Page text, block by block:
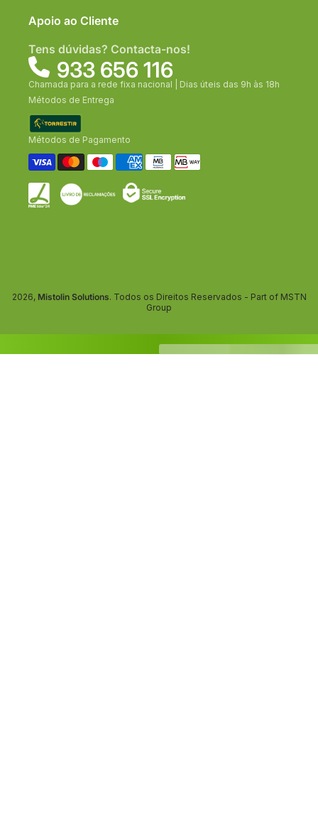
Apoio ao Cliente
Tens dúvidas? Contacta-nos!
933 656 116
Chamada para a rede fixa nacional | Dias úteis das 9h às 18h
Métodos de Entrega
Métodos de Pagamento
2026, Mistolin Solutions. Todos os Direitos Reservados - Part of MSTN
Group